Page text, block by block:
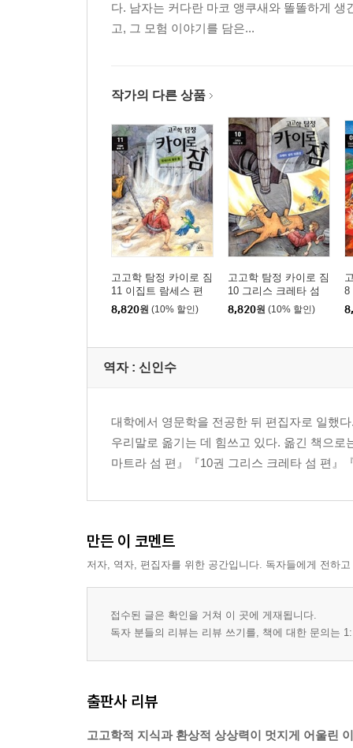
옮긴이의 말
다. 남자는 커다란 마코 앵쿠새와 똘똘하게
고, 그 모험 이야기를 담은...
작가의 다른 상품
고고학 탐정 카이로 짐
11 이집트 람세스 편
8,820원 (10% 할인)
고고학 탐정 카이로 짐
10 그리스 크레타 섬
8,820원 (10% 할인)
8
역자 : 신인수
대학에서 영문학을 전공한 뒤 편집자로 일했
우리말로 옮기는 데 힘쓰고 있다. 옮긴 책으
마트라 섬 편』『10권 그리스 크레타 섬 편』
만든 이 코멘트
저자, 역자, 편집자를 위한 공간입니다. 독자들에게 전하
접수된 글은 확인을 거쳐 이 곳에 게재됩니다.
독자 분들의 리뷰는 리뷰 쓰기를, 책에 대한 문의는
출판사 리뷰
고고학적 지식과 환상적 상상력이 멋지게 어울린